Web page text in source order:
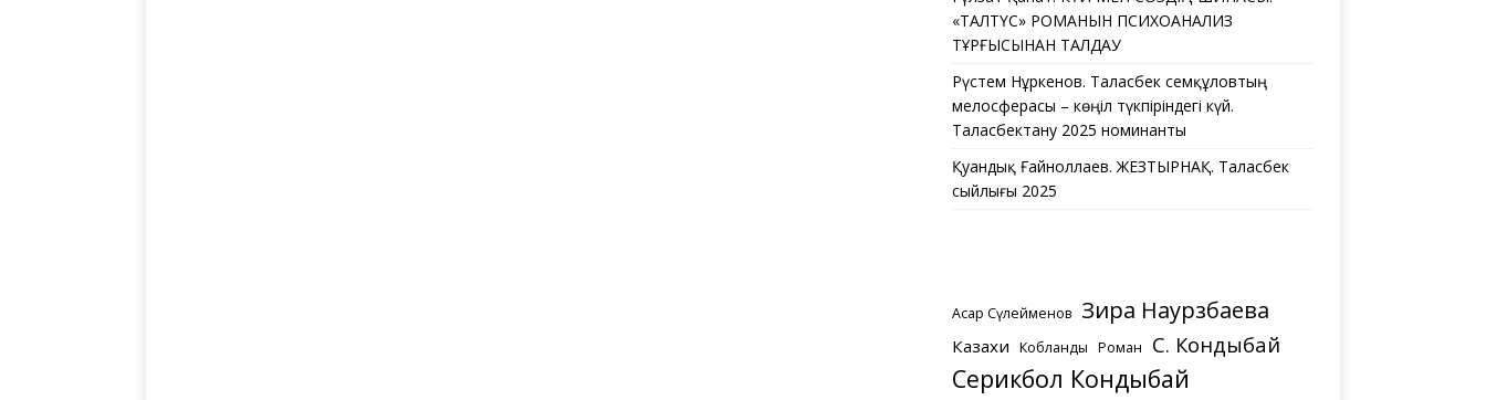
«ТАЛТҮС» РОМАНЫН ПСИХОАНАЛИЗ
ТҰРҒЫСЫНАН ТАЛДАУ
Рүстем Нұркенов. Таласбек Әсемқұловтың
мелосферасы – көңіл түкпіріндегі күй.
Таласбектану 2025 номинанты
Қуандық Ғайноллаев. ЖЕЗТЫРНАҚ. Таласбек
сыйлығы 2025
Асқар Сүлейменов Зира Наурзбаева
Казахи Кобланды Роман С. Кондыбай
Серикбол Кондыбай